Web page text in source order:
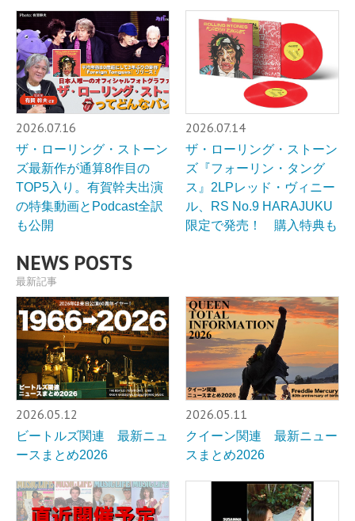
2026.07.16
ザ・ローリング・ストーン
ズ最新作が通算8作目の
TOP5入り。有賀幹夫出演
の特集動画とPodcast全訳
も公開
2026.07.14
ザ・ローリング・ストーン
ズ『フォーリン・タング
ス』2LPレッド・ヴィニー
ル、RS No.9 HARAJUKU
限定で発売！ 購入特典も
NEWS POSTS
最新記事
2026.05.12
ビートルズ関連 最新ニュ
ースまとめ2026
2026.05.11
クイーン関連 最新ニュー
スまとめ2026